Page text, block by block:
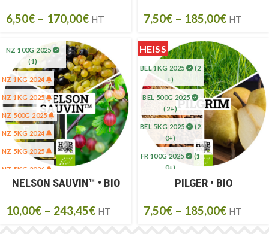
6,50€ – 170,00€ HT SP 5KG 2025
(20
7,50€ – 185,00€ HT
NZ 100G 2025
(1)
NZ 1KG 2024
NZ 1KG 2025
NZ 500G 2025
NZ 5KG 2024
NZ 5KG 2025
NZ 5KG 2026
NELSON SAUVIN™ • BIO
10,00€ – 243,45€ HT
HEISS
BEL 1KG 2025
(2
+)
BEL 500G 2025
(2+)
BEL 5KG 2025
(2
0+)
FR 100G 2025
(1
0+)
PILGER • BIO
7,50€ – 185,00€ HT